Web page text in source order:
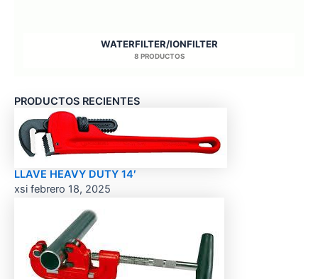
WATERFILTER/IONFILTER
8 PRODUCTOS
PRODUCTOS RECIENTES
LLAVE HEAVY DUTY 14′
xsi febrero 18, 2025